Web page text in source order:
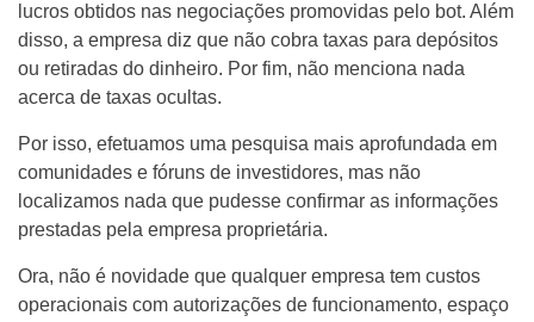
lucros obtidos nas negociações promovidas pelo bot. Além
disso, a empresa diz que não cobra taxas para depósitos
ou retiradas do dinheiro. Por fim, não menciona nada
acerca de taxas ocultas.
Por isso, efetuamos uma pesquisa mais aprofundada em
comunidades e fóruns de investidores, mas não
localizamos nada que pudesse confirmar as informações
prestadas pela empresa proprietária.
Ora, não é novidade que qualquer empresa tem custos
operacionais com autorizações de funcionamento, espaço